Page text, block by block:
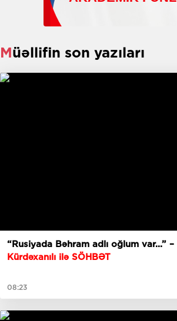
Müəllifin son yazıları
“Rusiyada Bəhram adlı oğlum var...” –
Kürdəxanılı ilə SÖHBƏT
08:23